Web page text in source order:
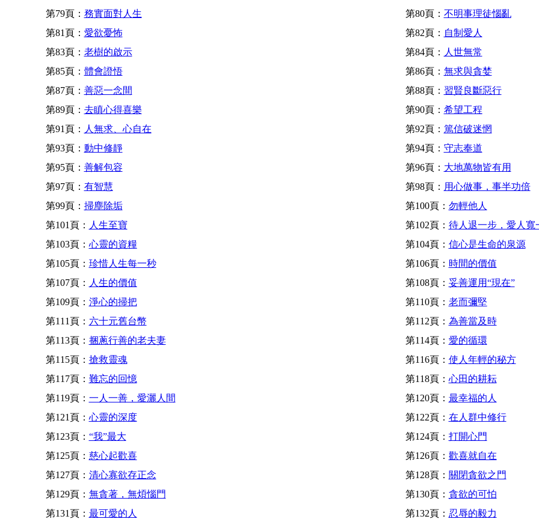
第79頁： 務實面對人生 第80頁： 不明事理徒惱亂
第81頁： 愛欲憂怖 第82頁： 自制愛人
第83頁： 老樹的啟示 第84頁： 人世無常
第85頁： 體會證悟 第86頁： 無求與貪婪
第87頁： 善惡一念間 第88頁： 習賢良斷惡行
第89頁： 去瞋心得喜樂 第90頁： 希望工程
第91頁： 人無求、心自在 第92頁： 篤信破迷惘
第93頁： 動中修靜 第94頁： 守志奉道
第95頁： 善解包容 第96頁： 大地萬物皆有用
第97頁： 有智慧 第98頁： 用心做事，事半功倍
第99頁： 掃塵除垢 第100頁： 勿輕他人
第101頁： 人生至寶 第102頁： 待人退一步，愛人寬
第103頁： 心靈的資糧 第104頁： 信心是生命的泉源
第105頁： 珍惜人生每一秒 第106頁： 時間的價值
第107頁： 人生的價值 第108頁： 妥善運用“現在”
第109頁： 淨心的掃把 第110頁： 老而彌堅
第111頁： 六十元舊台幣 第112頁： 為善當及時
第113頁： 捆蔥行善的老夫妻 第114頁： 愛的循環
第115頁： 搶救靈魂 第116頁： 使人年輕的秘方
第117頁： 難忘的回憶 第118頁： 心田的耕耘
第119頁： 一人一善，愛灑人間 第120頁： 最幸福的人
第121頁： 心靈的深度 第122頁： 在人群中修行
第123頁： “我”最大 第124頁： 打開心門
第125頁： 慈心起歡喜 第126頁： 歡喜就自在
第127頁： 清心寡欲存正念 第128頁： 關閉貪欲之門
第129頁： 無貪著，無煩惱門 第130頁： 貪欲的可怕
第131頁： 最可愛的人 第132頁： 忍辱的毅力